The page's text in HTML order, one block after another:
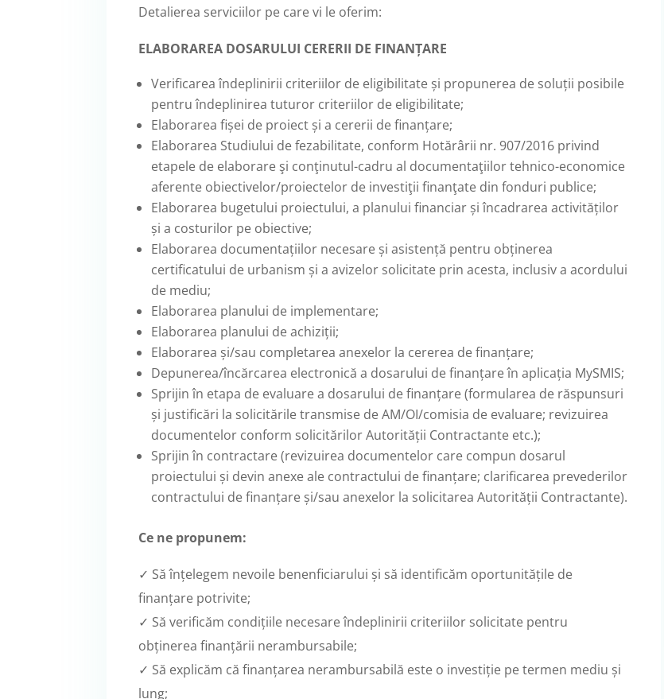
Detalierea serviciilor pe care vi le oferim:
ELABORAREA DOSARULUI CERERII DE FINANȚARE
Verificarea îndeplinirii criteriilor de eligibilitate și propunerea de soluții posibile
pentru îndeplinirea tuturor criteriilor de eligibilitate;
Elaborarea fișei de proiect și a cererii de finanțare;
Elaborarea Studiului de fezabilitate, conform Hotărârii nr. 907/2016 privind
etapele de elaborare şi conţinutul-cadru al documentaţiilor tehnico-economice
aferente obiectivelor/proiectelor de investiţii finanţate din fonduri publice;
Elaborarea bugetului proiectului, a planului financiar și încadrarea activităților
și a costurilor pe obiective;
Elaborarea documentațiilor necesare și asistență pentru obținerea
certificatului de urbanism și a avizelor solicitate prin acesta, inclusiv a acordului
de mediu;
Elaborarea planului de implementare;
Elaborarea planului de achiziții;
Elaborarea și/sau completarea anexelor la cererea de finanțare;
Depunerea/încărcarea electronică a dosarului de finanțare în aplicația MySMIS;
Sprijin în etapa de evaluare a dosarului de finanțare (formularea de răspunsuri
și justificări la solicitările transmise de AM/OI/comisia de evaluare; revizuirea
documentelor conform solicitărilor Autorității Contractante etc.);
Sprijin în contractare (revizuirea documentelor care compun dosarul
proiectului și devin anexe ale contractului de finanțare; clarificarea prevederilor
contractului de finanțare și/sau anexelor la solicitarea Autorității Contractante).
Ce ne propunem:
✓ Să înțelegem nevoile benenficiarului și să identificăm oportunitățile de
finanțare potrivite;
✓ Să verificăm condițiile necesare îndeplinirii criteriilor solicitate pentru
obținerea finanțării nerambursabile;
✓ Să explicăm că finanțarea nerambursabilă este o investiție pe termen mediu și
lung;